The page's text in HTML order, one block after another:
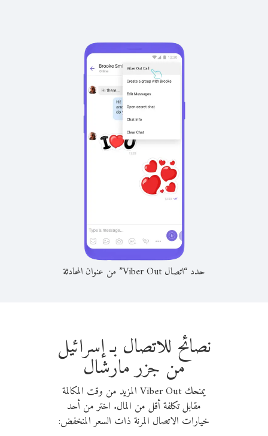
حدد “اتصال Viber Out” من عنوان المحادثة
نصائح للاتصال بـ إسرائيل
من جزر مارشال
يمنحك Viber Out المزيد من وقت المكالمة
مقابل تكلفة أقل من المال. اختر من أحد
خيارات الاتصال المرنة ذات السعر المنخفض: